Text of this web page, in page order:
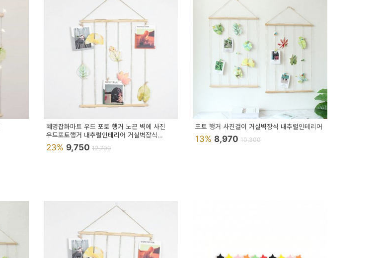
혜명잡화마트 우드 포토 행거 노끈 벽에 사진
우드포토행거 내추럴인테리어 거실벽장식
벽꾸미기소품 사진
23% 9,750 12,700
포토 행거 사진걸이 거실벽장식 내추럴인테리어
13%8,97010,300